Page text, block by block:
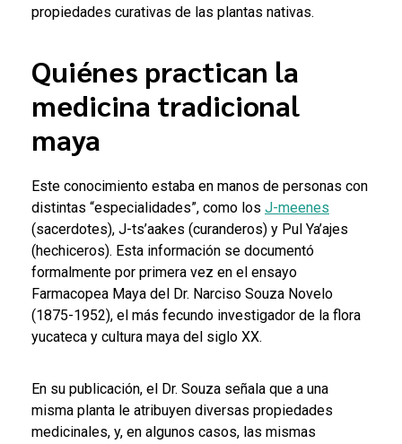
propiedades curativas de las plantas nativas.
Quiénes practican la
medicina tradicional
maya
Este conocimiento estaba en manos de personas con
distintas “especialidades”, como los J-meenes
(sacerdotes), J-ts’aakes (curanderos) y Pul Ya’ajes
(hechiceros). Esta información se documentó
formalmente por primera vez en el ensayo
Farmacopea Maya del Dr. Narciso Souza Novelo
(1875-1952), el más fecundo investigador de la flora
yucateca y cultura maya del siglo XX.
En su publicación, el Dr. Souza señala que a una
misma planta le atribuyen diversas propiedades
medicinales, y, en algunos casos, las mismas